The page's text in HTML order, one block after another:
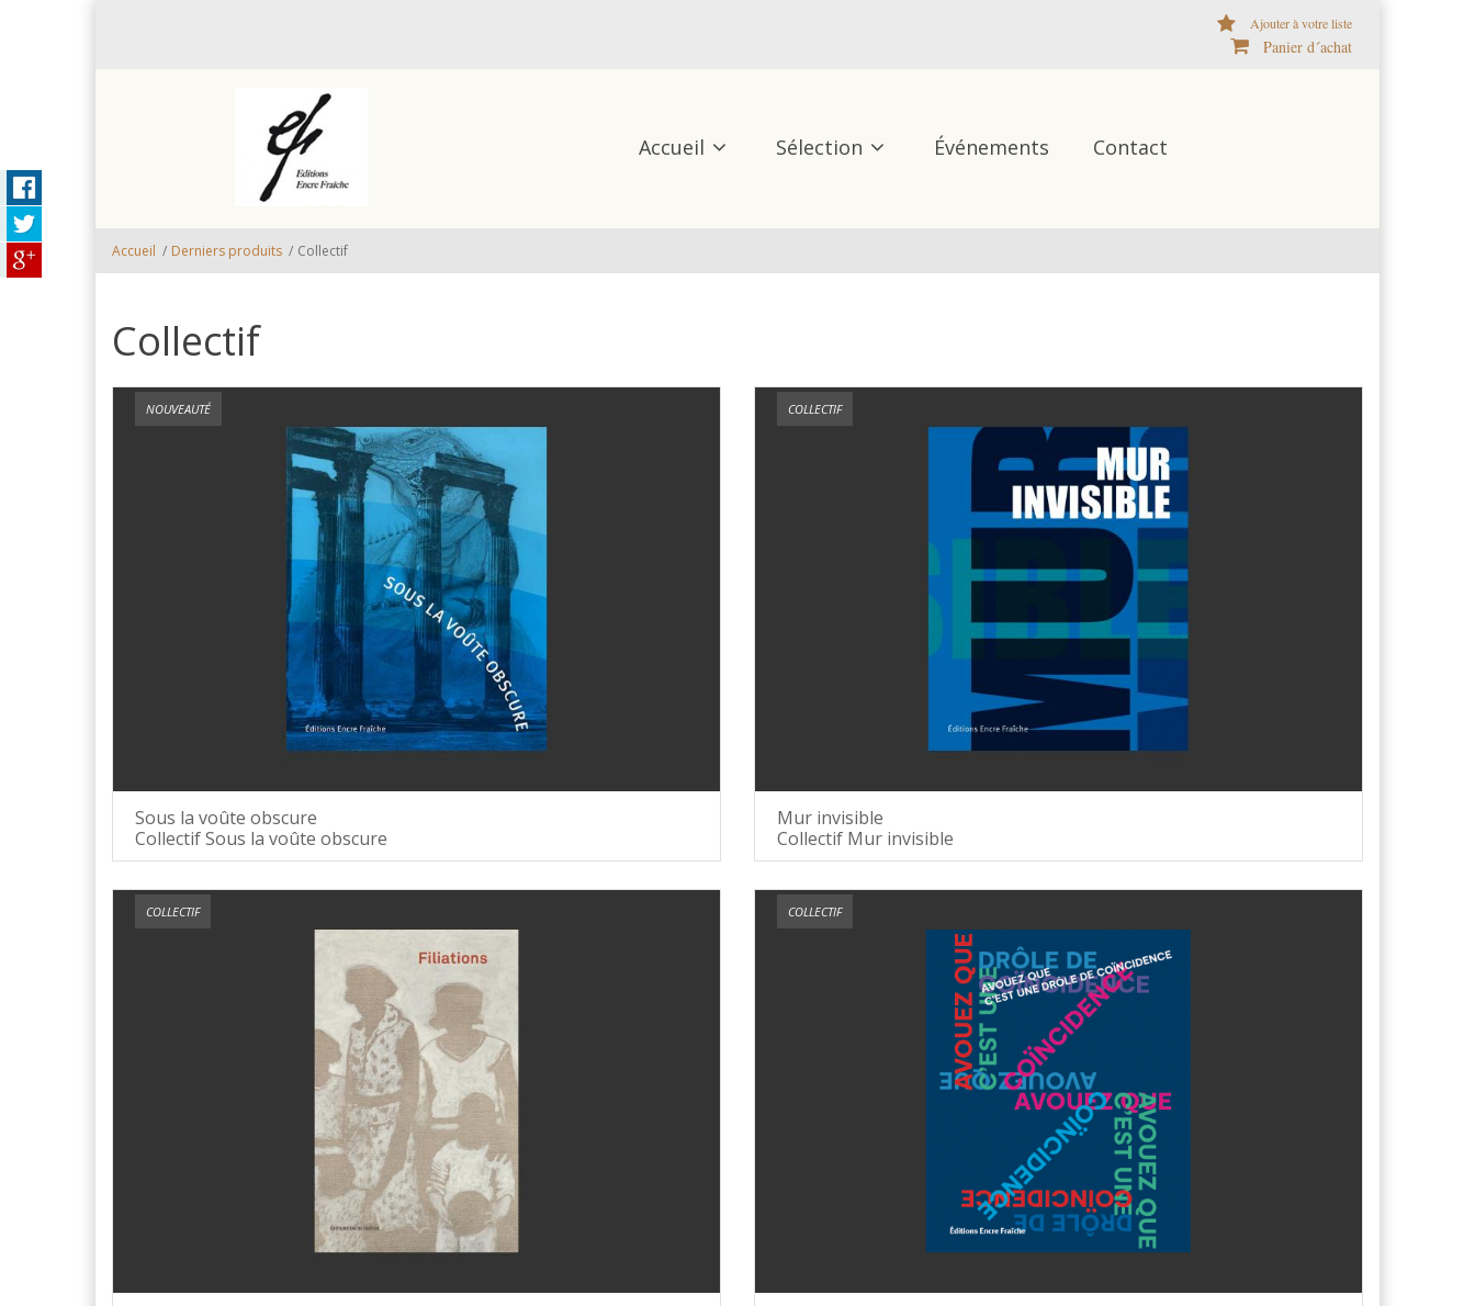
Ajouter à votre liste
Panier d´achat
Accueil Sélection Événements Contact
Accueil / Derniers produits / Collectif
Collectif
NOUVEAUTÉ
Sous la voûte obscure
Collectif Sous la voûte obscure
COLLECTIF
Mur invisible
Collectif Mur invisible
COLLECTIF COLLECTIF